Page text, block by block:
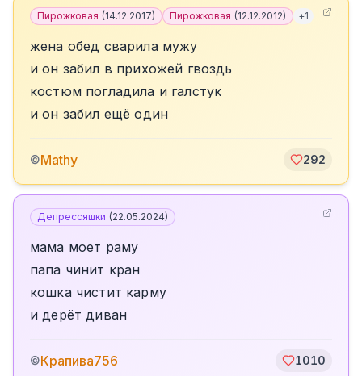
Пирожковая (14.12.2017) Пирожковая (12.12.2012) +1
жена обед сварила мужу
и он забил в прихожей гвоздь
костюм погладила и галстук
и он забил ещё один
©Mathy 292
Депрессяшки (22.05.2024)
мама моет раму
папа чинит кран
кошка чистит карму
и дерёт диван
©Крапива756 1010